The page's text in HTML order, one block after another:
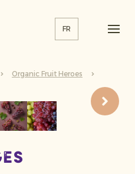
FR
Organic Fruit Heroes